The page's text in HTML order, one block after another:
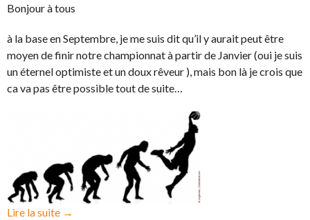
Bonjour à tous
à la base en Septembre, je me suis dit qu’il y aurait peut être
moyen de finir notre championnat à partir de Janvier (oui je suis
un éternel optimiste et un doux rêveur ), mais bon là je crois que
ca va pas être possible tout de suite…
Lire la suite
« La
→